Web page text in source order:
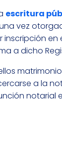
escritura
vez
a dicho
a la
notarial